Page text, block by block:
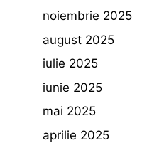
noiembrie 2025
august 2025
iulie 2025
iunie 2025
mai 2025
aprilie 2025